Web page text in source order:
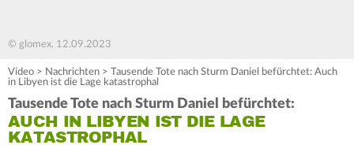
© glomex, 12.09.2023
Video > Nachrichten > Tausende Tote nach Sturm Daniel befürchtet: Auch
in Libyen ist die Lage katastrophal
Tausende Tote nach Sturm Daniel befürchtet:
AUCH IN LIBYEN IST DIE LAGE
KATASTROPHAL